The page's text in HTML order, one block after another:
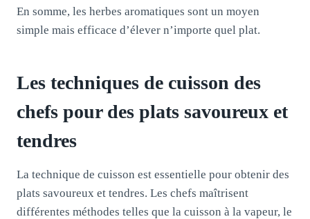
En somme, les herbes aromatiques sont un moyen
simple mais efficace d’élever n’importe quel plat.
Les techniques de cuisson des
chefs pour des plats savoureux et
tendres
La technique de cuisson est essentielle pour obtenir des
plats savoureux et tendres. Les chefs maîtrisent
différentes méthodes telles que la cuisson à la vapeur, le